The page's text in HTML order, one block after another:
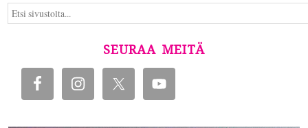
SEURAA MEITÄ